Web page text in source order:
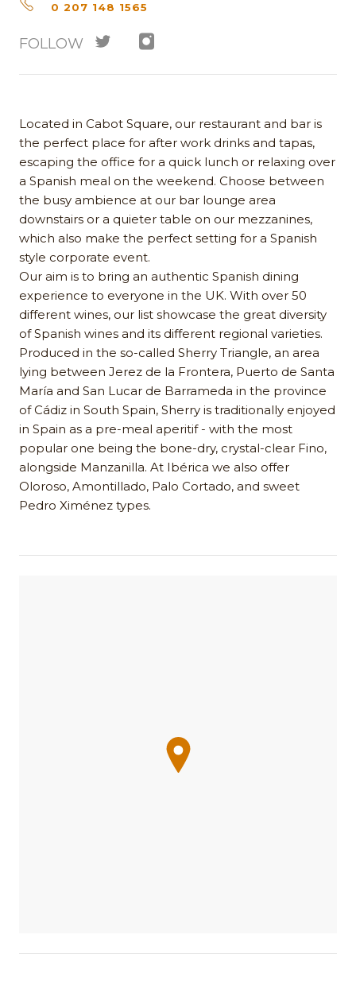
0 207 148 1565
FOLLOW
Located in Cabot Square, our restaurant and bar is
the perfect place for after work drinks and tapas,
escaping the office for a quick lunch or relaxing over
a Spanish meal on the weekend. Choose between
the busy ambience at our bar lounge area
downstairs or a quieter table on our mezzanines,
which also make the perfect setting for a Spanish
style corporate event.
Our aim is to bring an authentic Spanish dining
experience to everyone in the UK. With over 50
different wines, our list showcase the great diversity
of Spanish wines and its different regional varieties.
Produced in the so-called Sherry Triangle, an area
lying between Jerez de la Frontera, Puerto de Santa
María and San Lucar de Barrameda in the province
of Cádiz in South Spain, Sherry is traditionally enjoyed
in Spain as a pre-meal aperitif - with the most
popular one being the bone-dry, crystal-clear Fino,
alongside Manzanilla. At Ibérica we also offer
Oloroso, Amontillado, Palo Cortado, and sweet
Pedro Ximénez types.